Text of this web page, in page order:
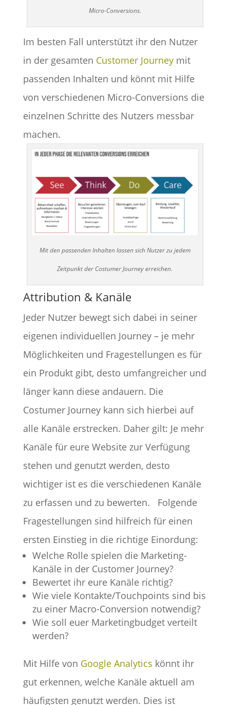
Micro-Conversions.
Im besten Fall unterstützt ihr den Nutzer
in der gesamten Customer Journeymit
passenden Inhalten und könnt mit Hilfe
von verschiedenen Micro-Conversions die
einzelnen Schritte des Nutzers messbar
machen.
Mit den passenden Inhalten lassen sich Nutzer zu jedem
Zeitpunkt der Costumer Journey erreichen.
Attribution & Kanäle
Jeder Nutzer bewegt sich dabei in seiner
eigenen individuellen Journey – je mehr
Möglichkeiten und Fragestellungen es für
ein Produkt gibt, desto umfangreicher und
länger kann diese andauern. Die
Costumer Journey kann sich hierbei auf
alle Kanäle erstrecken. Daher gilt: Je mehr
Kanäle für eure Website zur Verfügung
stehen und genutzt werden, desto
wichtiger ist es die verschiedenen Kanäle
zu erfassen und zu bewerten.
Folgende
Fragestellungen sind hilfreich für einen
ersten Einstieg in die richtige Einordung:
Welche Rolle spielen die Marketing-
Kanäle in der Customer Journey?
Bewertet ihr eure Kanäle richtig?
Wie viele Kontakte/Touchpoints sind bis
zu einer Macro-Conversion notwendig?
Wie soll euer Marketingbudget verteilt
werden?
Mit Hilfe von Google Analytics könnt ihr
gut erkennen, welche Kanäle aktuell am
häufigsten genutzt werden. Dies ist